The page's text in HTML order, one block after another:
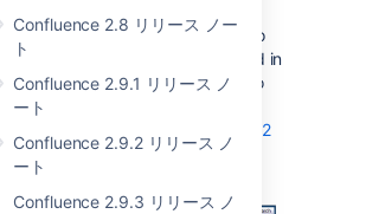
Confluence 2.8 リリース ノー
ト
Confluence 2.9.1 リリース ノ
ート
Confluence 2.9.2 リリース ノ
ート
Confluence 2.9.3 リリース ノ
Prior to Confluence 2.7, you had to
include a username and password in
the markup code if you needed to
display issues with restricted
JIRA 3.12
solve the problem.